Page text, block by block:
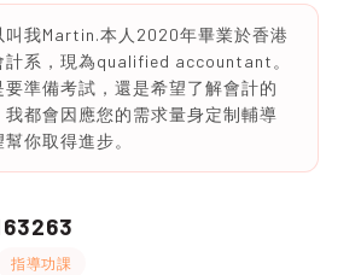
叫我Martin.本人2020年畢業於香港
計系，現為qualified accountant。
要準備考試，還是希望了解會計的
我都會因應您的需求量身定制輔導
你取得進步。
指導功課